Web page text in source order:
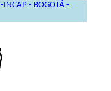
INCAP - BOGOTÁ -